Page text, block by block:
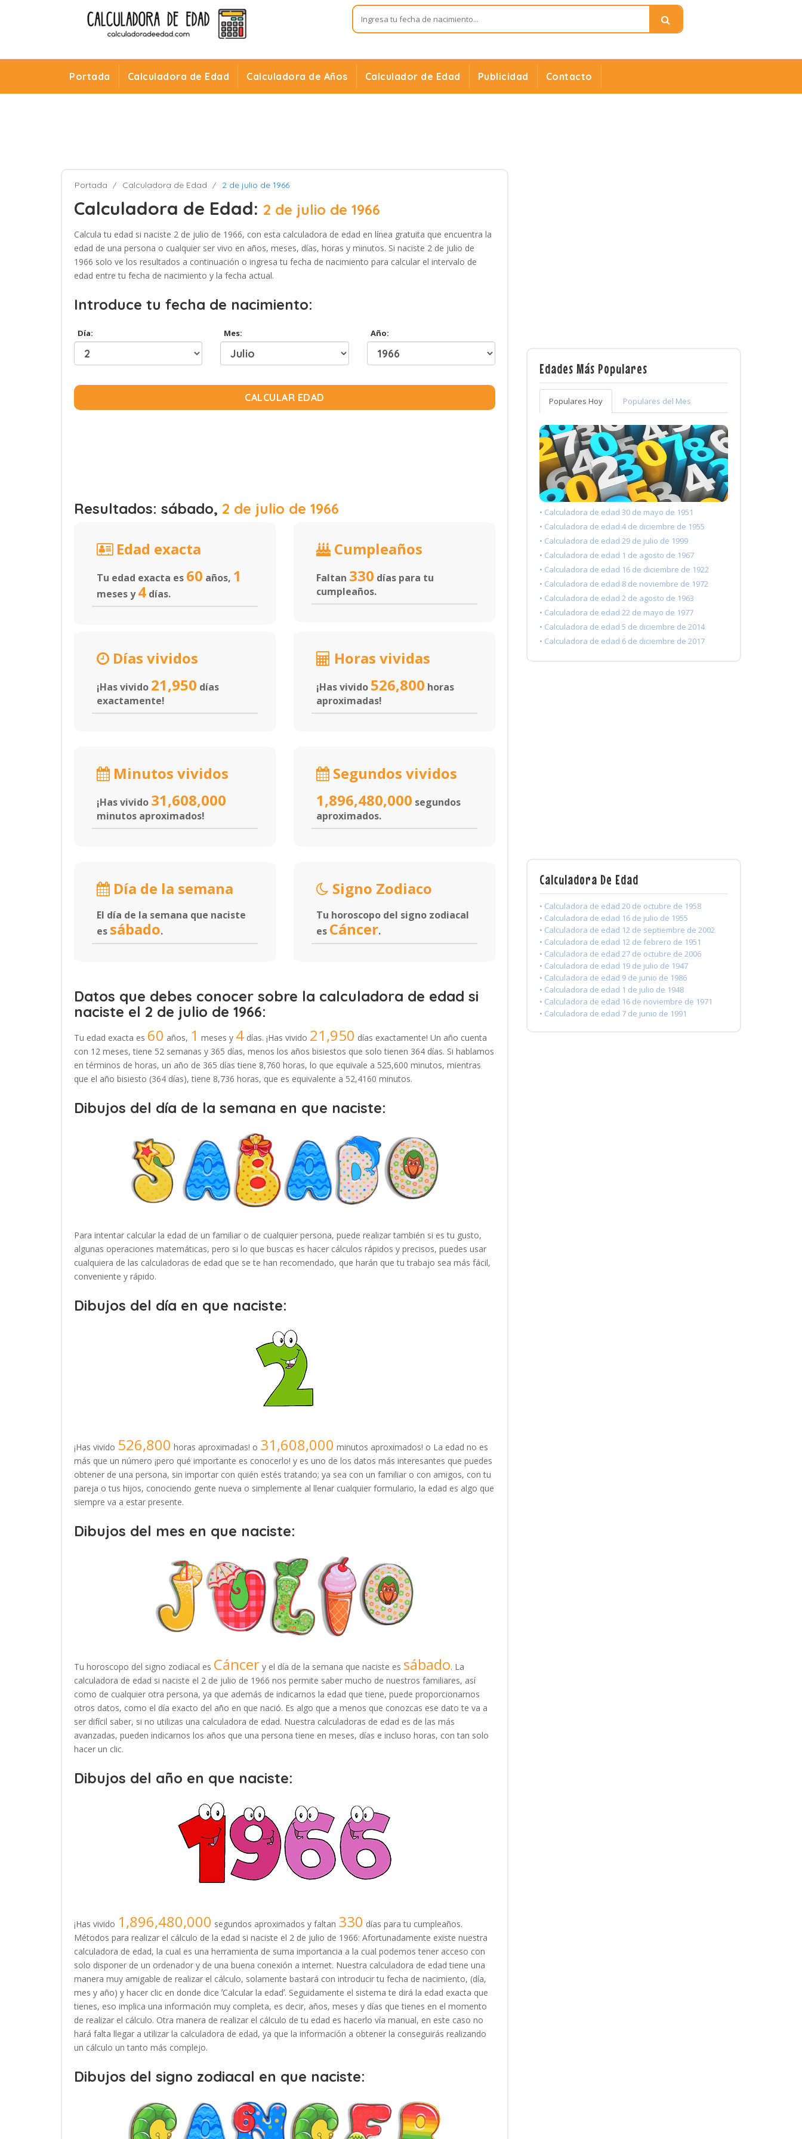
Portada Calculadora de Edad Calculadora de Años Calculador de Edad Publicidad Contacto
Portada Calculadora de Edad 2 de julio de 1966
Calculadora de Edad: 2 de julio de 1966
Calcula tu edad si naciste 2 de julio de 1966, con esta calculadora de edad en línea gratuita que encuentra la
edad de una persona o cualquier ser vivo en años, meses, días, horas y minutos. Si naciste 2 de julio de
1966 solo ve los resultados a continuación o ingresa tu fecha de nacimiento para calcular el intervalo de
edad entre tu fecha de nacimiento y la fecha actual.
Introduce tu fecha de nacimiento:
Día: Mes: Año:
CALCULAR EDAD
Resultados: sábado, 2 de julio de 1966
Edad exacta
Tu edad exacta es 60 años, 1
meses y4 días.
Cumpleaños
Faltan 330 días para tu
cumpleaños.
Días vividos
¡Has vivido 21,950 días
exactamente!
Horas vividas
¡Has vivido 526,800 horas
aproximadas!
Minutos vividos
¡Has vivido 31,608,000
minutos aproximados!
Segundos vividos
1,896,480,000 segundos
aproximados.
Día de la semana
El día de la semana que naciste
es sábado.
Signo Zodiaco
Tu horoscopo del signo zodiacal
es Cáncer.
Datos que debes conocer sobre la calculadora de edad si
naciste el 2 de julio de 1966:
Tu edad exacta es 60 años, 1 meses y 4 días. ¡Has vivido 21,950 días exactamente! Un año cuenta
con 12 meses, tiene 52 semanas y 365 días, menos los años bisiestos que solo tienen 364 días. Si hablamos
en términos de horas, un año de 365 días tiene 8,760 horas, lo que equivale a 525,600 minutos, mientras
que el año bisiesto (364 días), tiene 8,736 horas, que es equivalente a 52,4160 minutos.
Dibujos del día de la semana en que naciste:
Para intentar calcular la edad de un familiar o de cualquier persona, puede realizar también si es tu gusto,
algunas operaciones matemáticas, pero si lo que buscas es hacer cálculos rápidos y precisos, puedes usar
cualquiera de las calculadoras de edad que se te han recomendado, que harán que tu trabajo sea más fácil,
conveniente y rápido.
Dibujos del día en que naciste:
¡Has vivido 526,800 horas aproximadas! o 31,608,000 minutos aproximados! o La edad no es
más que un número ¡pero qué importante es conocerlo! y es uno de los datos más interesantes que puedes
obtener de una persona, sin importar con quién estés tratando; ya sea con un familiar o con amigos, con tu
pareja o tus hijos, conociendo gente nueva o simplemente al llenar cualquier formulario, la edad es algo que
siempre va a estar presente.
Dibujos del mes en que naciste:
Tu horoscopo del signo zodiacal es Cáncer y el día de la semana que naciste es sábado. La
calculadora de edad si naciste el 2 de julio de 1966 nos permite saber mucho de nuestros familiares, así
como de cualquier otra persona, ya que además de indicarnos la edad que tiene, puede proporcionarnos
otros datos, como el día exacto del año en que nació. Es algo que a menos que conozcas ese dato te va a
ser difícil saber, si no utilizas una calculadora de edad. Nuestra calculadoras de edad es de las más
avanzadas, pueden indicarnos los años que una persona tiene en meses, días e incluso horas, con tan solo
hacer un clic.
Dibujos del año en que naciste:
¡Has vivido 1,896,480,000 segundos aproximados y faltan 330 días para tu cumpleaños.
Métodos para realizar el cálculo de la edad si naciste el 2 de julio de 1966: Afortunadamente existe nuestra
calculadora de edad, la cual es una herramienta de suma importancia a la cual podemos tener acceso con
solo disponer de un ordenador y de una buena conexión a internet. Nuestra calculadora de edad tiene una
manera muy amigable de realizar el cálculo, solamente bastará con introducir tu fecha de nacimiento, (día,
mes y año) y hacer clic en donde dice ʼCalcular la edadʼ. Seguidamente el sistema te dirá la edad exacta que
tienes, eso implica una información muy completa, es decir, años, meses y días que tienes en el momento
de realizar el cálculo. Otra manera de realizar el cálculo de tu edad es hacerlo vía manual, en este caso no
hará falta llegar a utilizar la calculadora de edad, ya que la información a obtener la conseguirás realizando
un cálculo un tanto más complejo.
Dibujos del signo zodiacal en que naciste:
Edades Más Populares
Populares Hoy Populares del Mes
• Calculadora de edad 30 de mayo de 1951
• Calculadora de edad 4 de diciembre de 1955
• Calculadora de edad 29 de julio de 1999
• Calculadora de edad 1 de agosto de 1967
• Calculadora de edad 16 de diciembre de 1922
• Calculadora de edad 8 de noviembre de 1972
• Calculadora de edad 2 de agosto de 1963
• Calculadora de edad 22 de mayo de 1977
• Calculadora de edad 5 de diciembre de 2014
• Calculadora de edad 6 de diciembre de 2017
Calculadora De Edad
• Calculadora de edad 20 de octubre de 1958
• Calculadora de edad 16 de julio de 1955
• Calculadora de edad 12 de septiembre de 2002
• Calculadora de edad 12 de febrero de 1951
• Calculadora de edad 27 de octubre de 2006
• Calculadora de edad 19 de julio de 1947
• Calculadora de edad 9 de junio de 1986
• Calculadora de edad 1 de julio de 1948
• Calculadora de edad 16 de noviembre de 1971
• Calculadora de edad 7 de junio de 1991